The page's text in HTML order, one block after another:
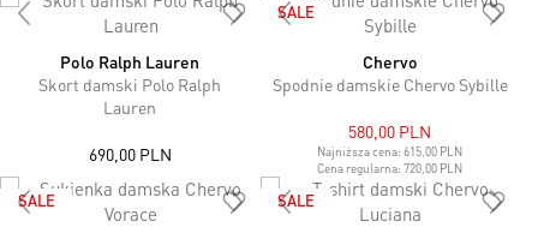
Polo Ralph Lauren
Skort damski Polo Ralph
Lauren
690,00 PLN
SALE
Chervo
Spodnie damskie Chervo Sybille
580,00 PLN
Najniższa cena:615,00 PLN
Cena regularna:720,00 PLN
SALE SALE